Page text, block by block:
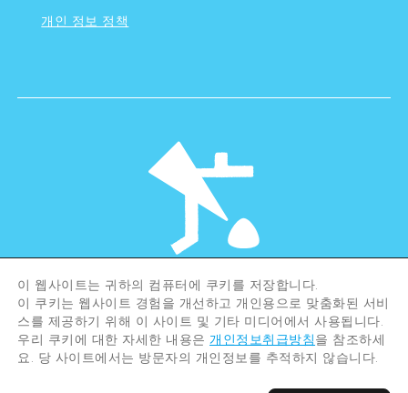
개인 정보 정책
©Hiroshima Tourism Association /
Hiroshima Prefecture / Hiroshima City .
All rights reserved
이 웹사이트는 귀하의 컴퓨터에 쿠키를 저장합니다.
이 쿠키는 웹사이트 경험을 개선하고 개인용으로 맞춤화된 서비
스를 제공하기 위해 이 사이트 및 기타 미디어에서 사용됩니다.
우리 쿠키에 대한 자세한 내용은개인정보취급방침을 참조하세
요. 당 사이트에서는 방문자의 개인정보를 추적하지 않습니다.